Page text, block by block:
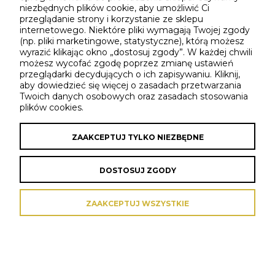
MOJE KONTO
POLITYKA PRYWATNOŚCI
O NAS
niezbędnych plików cookie, aby umożliwić Ci
przeglądanie strony i korzystanie ze sklepu
internetowego. Niektóre pliki wymagają Twojej zgody
(np. pliki marketingowe, statystyczne), którą możesz
wyrazić klikając okno „dostosuj zgody”. W każdej chwili
możesz wycofać zgodę poprzez zmianę ustawień
przeglądarki decydujących o ich zapisywaniu. Kliknij,
aby dowiedzieć się więcej o zasadach przetwarzania
Twoich danych osobowych oraz zasadach stosowania
plików cookies.
ZAAKCEPTUJ TYLKO NIEZBĘDNE
DOSTOSUJ ZGODY
ZAAKCEPTUJ WSZYSTKIE